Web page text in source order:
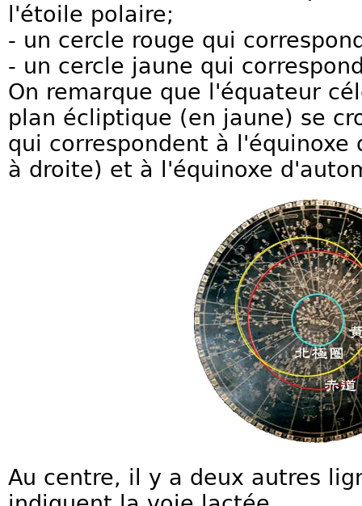
l'étoile polaire;
- un cercle rouge qui
- un cercle jaune qui
On remarque que l'équateur
plan écliptique (en jaune) se
qui correspondent à l'équinoxe
à droite) et à l'équinoxe
Au centre, il y a deux autres